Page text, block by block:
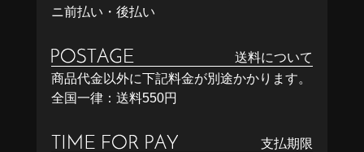
ニ前払い・後払い
送料について
商品代金以外に下記料金が別途かかります。
全国一律：送料550円
支払期限